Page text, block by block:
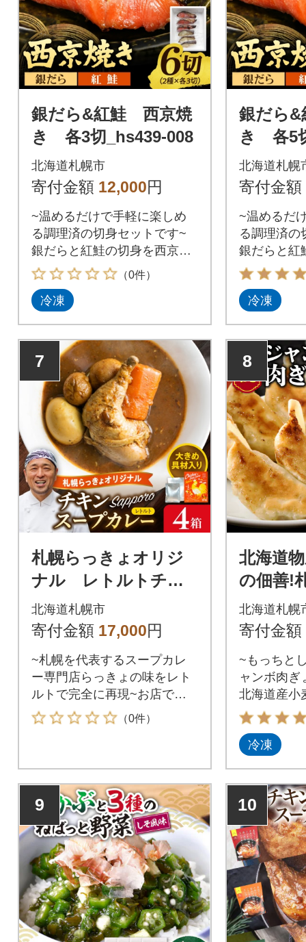
銀だら&紅鮭 西京焼
き 各3切_hs439-008
北海道札幌市
寄付金額 12,000円
~温めるだけで手軽に楽しめ
る調理済の切身セットです~
銀だらと紅鮭の切身を西京味
噌に漬け込みました。加熱し
てありますので、湯せんまた
は袋から取り出し電子レンジ
上がりいただけます。
（0件）
冷凍
銀だら
き 各5
北海道札幌
寄付金額
~温めるだ
る調理済の
銀だらと紅
噌に漬け込
てあります
は袋から取
上がりいた
冷凍
7
札幌らっきょオリジ
ナル レトルトチキ
ン スープカレー(560g
×4個セット)_hs145-0
北海道札幌市
寄付金額 17,000円
~札幌を代表するスープカレ
ー専門店らっきょの味をレト
ルトで完全に再現~お店でも
一番人気の“チキンスープカレ
ー”を「限りなくお店に近い状
1本丸ごと入れる事に挑戦し、
幾度の試作を繰り返し、完成
された店主自慢の一品です。
チキンレッグ・じゃがいも・
人参・ゆで玉子とレトルトと
は思えないほど具材タップリ
で大満足のボリュームです。4
食セットが登場しました。
（0件）
8
北海道
の佃善!
肉ぎょ
4袋セッ
北海道札幌
寄付金額
~もっちと
ャンボ肉ぎ
北海道産小
皮で、北海
葱、国産の
包み込んだ
食感と、北
である香り
豚肉の厳選
ドしたお肉
為、ジュー
ャキシャキ
ていただけ
冷凍
9 10